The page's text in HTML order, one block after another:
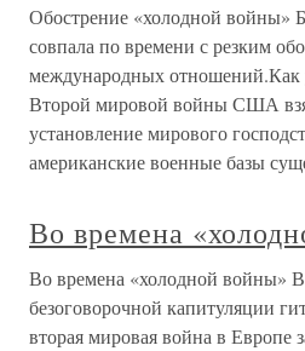
Обострение «холодной войны»
совпала по времени с резким
международных отношений.Как
Второй мировой войны США
установление мирового
американские военные базы
Во времена
Во времена «холодной войны»
безоговорочной капитуляции
вторая мировая война в Европе